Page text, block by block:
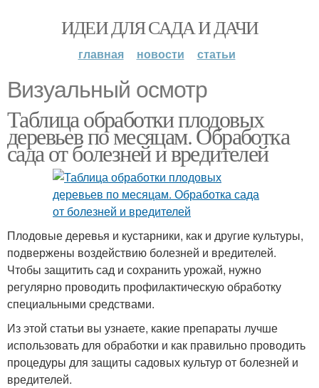
ИДЕИ ДЛЯ САДА И ДАЧИ
главная новости статьи
Визуальный осмотр
Таблица обработки плодовых
деревьев по месяцам. Обработка
сада от болезней и вредителей
Плодовые деревья и кустарники, как и другие культуры,
подвержены воздействию болезней и вредителей.
Чтобы защитить сад и сохранить урожай, нужно
регулярно проводить профилактическую обработку
специальными средствами.
Из этой статьи вы узнаете, какие препараты лучше
использовать для обработки и как правильно проводить
процедуры для защиты садовых культур от болезней и
вредителей.